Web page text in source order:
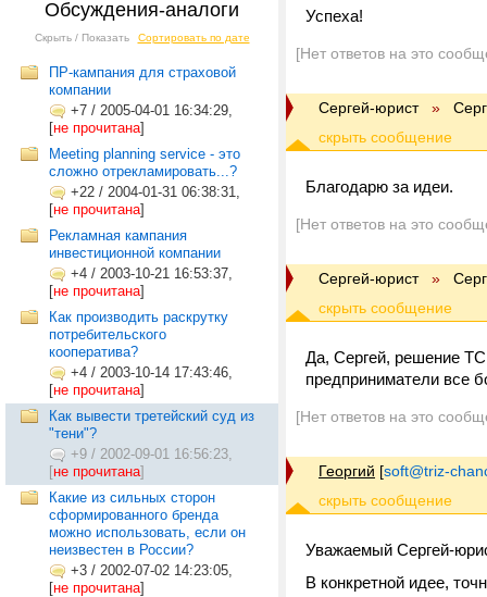
Обсуждения-аналоги
Скрыть / Показать Сортировать по дате
ПР-кампания для страховой
компании
+7 / 2005-04-01 16:34:29,
[не прочитана]
Meeting planning service - это
сложно отрекламировать...?
+22 / 2004-01-31 06:38:31,
[не прочитана]
Рекламная кампания
инвестиционной компании
+4 / 2003-10-21 16:53:37,
[не прочитана]
Как производить раскрутку
потребительского
кооператива?
+4 / 2003-10-14 17:43:46,
[не прочитана]
Как вывести третейский суд из
"тени"?
+9 / 2002-09-01 16:56:23,
[не прочитана]
Какие из сильных сторон
сформированного бренда
можно использовать, если он
неизвестен в России?
+3 / 2002-07-02 14:23:05,
[не прочитана]
Успеха!
[Нет ответов на это
Сергей-юрист »
Благодарю за идеи.
[Нет ответов на это
Сергей-юрист »
Да, Сергей, решение
предприниматели все
[Нет ответов на это
Георгий [soft@triz-
Уважаемый Сергей-
В конкретной идее,